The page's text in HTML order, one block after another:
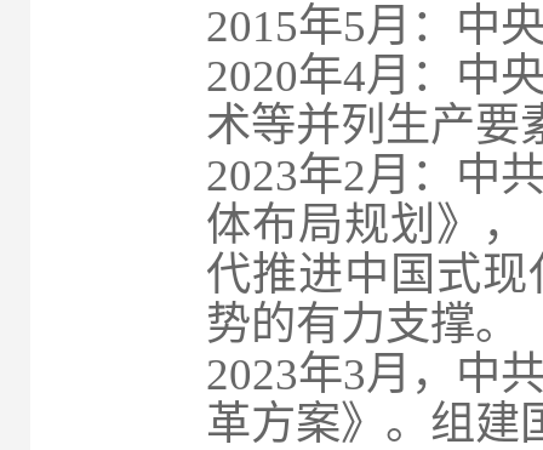
2015年5月：中
2020年4月：中
术等并列生产要
2023年2月：中
体布局规划》
代推进中国式
势的有力支撑。
2023年3月，中
革方案》。组建